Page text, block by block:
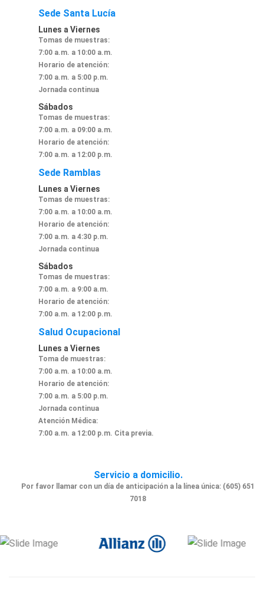
Sede Santa Lucía
Lunes a Viernes
Tomas de muestras:
7:00 a.m. a 10:00 a.m.
Horario de atención:
7:00 a.m. a 5:00 p.m.
Jornada continua
Sábados
Tomas de muestras:
7:00 a.m. a 09:00 a.m.
Horario de atención:
7:00 a.m. a 12:00 p.m.
Sede Ramblas
Lunes a Viernes
Tomas de muestras:
7:00 a.m. a 10:00 a.m.
Horario de atención:
7:00 a.m. a 4:30 p.m.
Jornada continua
Sábados
Tomas de muestras:
7:00 a.m. a 9:00 a.m.
Horario de atención:
7:00 a.m. a 12:00 p.m.
Salud Ocupacional
Lunes a Viernes
Toma de muestras:
7:00 a.m. a 10:00 a.m.
Horario de atención:
7:00 a.m. a 5:00 p.m.
Jornada continua
Atención Médica:
7:00 a.m. a 12:00 p.m. Cita previa.
Servicio a domicilio.
Por favor llamar con un día de anticipación a la línea única: (605) 651
7018